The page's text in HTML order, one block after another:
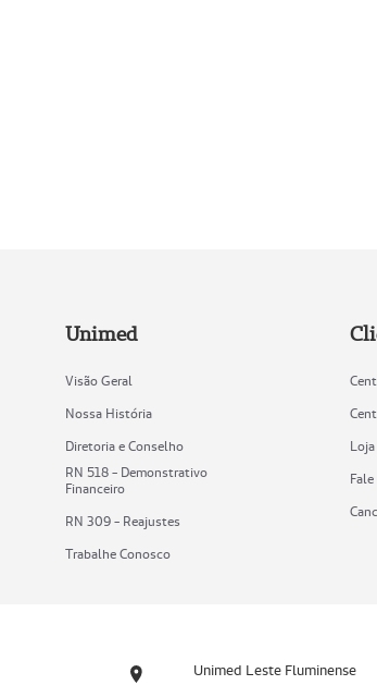
Unimed
Visão Geral
Nossa História
Diretoria e Conselho
RN 518 - Demonstrativo
Financeiro
RN 309 - Reajustes
Trabalhe Conosco
Unimed Leste Fluminense